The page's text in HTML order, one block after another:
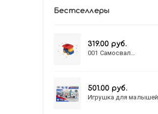
Бестселлеры
319.00 руб.
001 Самосвал
501.00 руб.
Игрушка для малышей